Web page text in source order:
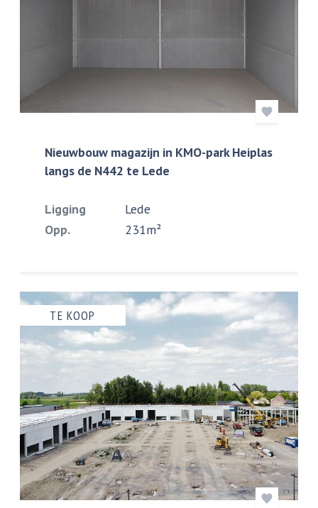
Nieuwbouw magazijn in KMO-park Heiplas
langs de N442 te Lede
Ligging
Lede
Opp.
231m²
TE KOOP